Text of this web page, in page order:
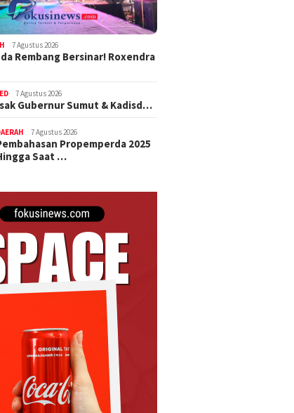
7 Agustus 2026
Rembang Bersinar! Roxendra
7 Agustus 2026
Gubernur Sumut & Kadisd…
7 Agustus 2026
Propemperda 2025
Saat …